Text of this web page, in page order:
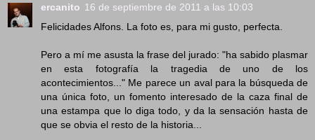
ercanito 16 de septiembre de 2011 a las 10:03
Felicidades Alfons. La foto es, para mi gusto, perfecta.
Pero a mí me asusta la frase del jurado: "ha sabido plasmar
en esta fotografía la tragedia de uno de los
acontecimientos..." Me parece un aval para la búsqueda de
una única foto, un fomento interesado de la caza final de
una estampa que lo diga todo, y da la sensación hasta de
que se obvia el resto de la historia...